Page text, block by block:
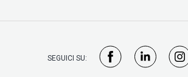
SEGUICI SU: